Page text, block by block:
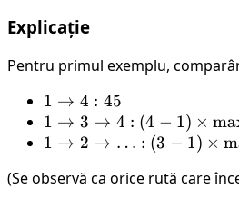
Explicație
Pentru primul exemplu,
1
\rightarrow
4: 45
1 → 4 : 45
1
\rightarrow
\rightarrow
1 → 3 → 4 : (4 − 1) ×
1
2
1 → 2 → … : (3 − 1) ×
(Se observă ca orice rută care